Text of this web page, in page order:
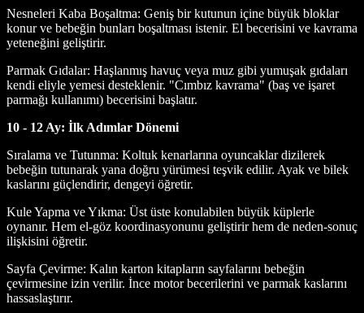
Nesneleri Kaba Boşaltma: Geniş bir kutunun içine büyük bloklar
konur ve bebeğin bunları boşaltması istenir. El becerisini ve kavrama
yeteneğini geliştirir.
Parmak Gıdalar: Haşlanmış havuç veya muz gibi yumuşak gıdaları
kendi eliyle yemesi desteklenir. "Cımbız kavrama" (baş ve işaret
parmağı kullanımı) becerisini başlatır.
10 - 12 Ay: İlk Adımlar Dönemi
Sıralama ve Tutunma: Koltuk kenarlarına oyuncaklar dizilerek
bebeğin tutunarak yana doğru yürümesi teşvik edilir. Ayak ve bilek
kaslarını güçlendirir, dengeyi öğretir.
Kule Yapma ve Yıkma: Üst üste konulabilen büyük küplerle
oynanır. Hem el-göz koordinasyonunu geliştirir hem de neden-sonuç
ilişkisini öğretir.
Sayfa Çevirme: Kalın karton kitapların sayfalarını bebeğin
çevirmesine izin verilir. İnce motor becerilerini ve parmak kaslarını
hassaslaştırır.